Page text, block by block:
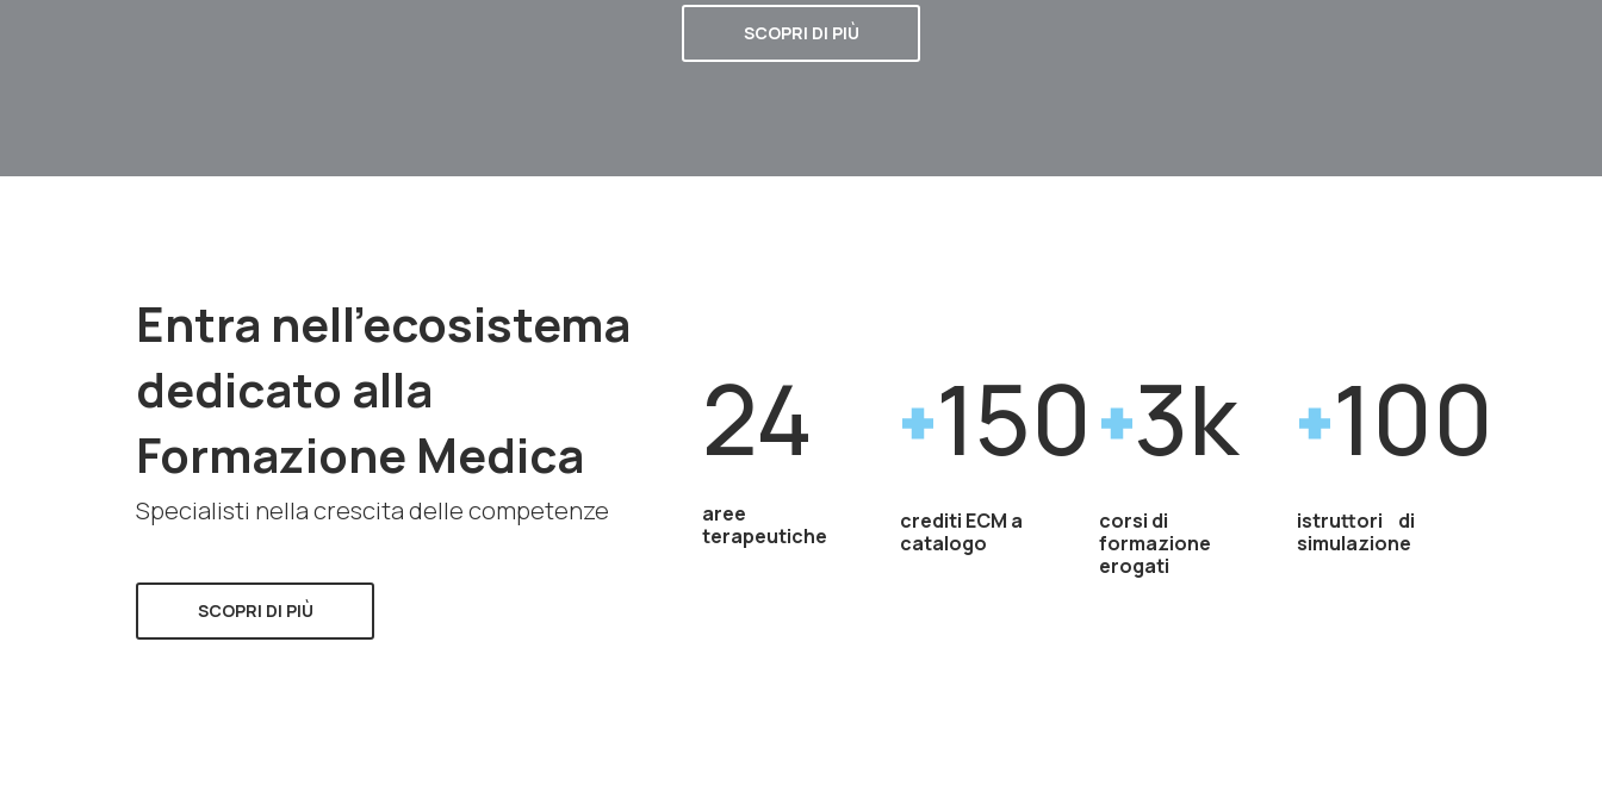
SCOPRI DI PIÙ
Entra nell'ecosistema
dedicato alla
Formazione Medica
Specialisti nella crescita delle competenze
SCOPRI DI PIÙ
24
aree
terapeutiche
150
crediti ECM a
catalogo
3k
corsi di
formazione
erogati
100
istruttori di
simulazione